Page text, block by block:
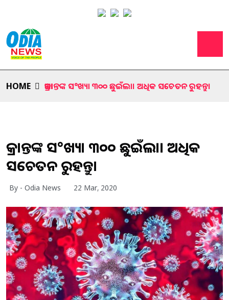
HOME ଆକ୍ରାନ୍ତଙ୍କ ସ°ଖ୍ୟା ୩୦୦ ଛୁଇଁଲା। ଅଧିକ ସଚେତନ ରୁହନ୍ତୁ।
ଆକ୍ରାନ୍ତଙ୍କ ସ°ଖ୍ୟା ୩୦୦ ଛୁଇଁଲା। ଅଧିକ
ସଚେତନ ରୁହନ୍ତୁ।
By - Odia News 22 Mar, 2020